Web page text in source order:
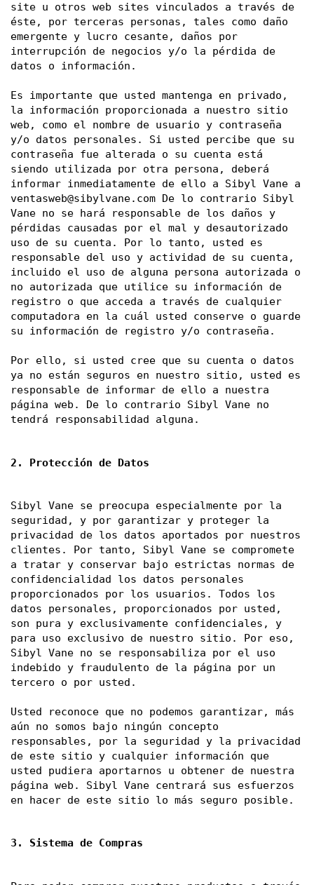
site u otros web sites vinculados a través de
éste, por terceras personas, tales como daño
emergente y lucro cesante, daños por
interrupción de negocios y/o la pérdida de
datos o información.
Es importante que usted mantenga en privado,
la información proporcionada a nuestro sitio
web, como el nombre de usuario y contraseña
y/o datos personales. Si usted percibe que su
contraseña fue alterada o su cuenta está
siendo utilizada por otra persona, deberá
ventasweb@sibylvane.com De lo contrario Sibyl
Vane no se hará responsable de los daños y
pérdidas causadas por el mal y desautorizado
uso de su cuenta. Por lo tanto, usted es
responsable del uso y actividad de su cuenta,
incluido el uso de alguna persona autorizada o
no autorizada que utilice su información de
registro o que acceda a través de cualquier
computadora en la cuál usted conserve o guarde
su información de registro y/o contraseña.
Por ello, si usted cree que su cuenta o datos
ya no están seguros en nuestro sitio, usted es
responsable de informar de ello a nuestra
página web. De lo contrario Sibyl Vane no
tendrá responsabilidad alguna.
2. Protección de Datos
Sibyl Vane se preocupa especialmente por la
seguridad, y por garantizar y proteger la
privacidad de los datos aportados por nuestros
clientes. Por tanto, Sibyl Vane se compromete
a tratar y conservar bajo estrictas normas de
confidencialidad los datos personales
proporcionados por los usuarios. Todos los
datos personales, proporcionados por usted,
son pura y exclusivamente confidenciales, y
para uso exclusivo de nuestro sitio. Por eso,
Sibyl Vane no se responsabiliza por el uso
indebido y fraudulento de la página por un
tercero o por usted.
Usted reconoce que no podemos garantizar, más
aún no somos bajo ningún concepto
responsables, por la seguridad y la privacidad
de este sitio y cualquier información que
usted pudiera aportarnos u obtener de nuestra
página web. Sibyl Vane centrará sus esfuerzos
en hacer de este sitio lo más seguro posible.
3. Sistema de Compras